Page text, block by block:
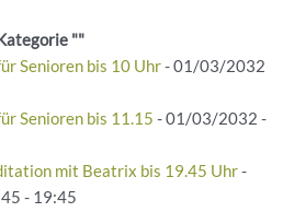
""
Senioren bis 10 Uhr- 01/03/2032
Senioren bis 11.15 - 01/03/2032 -
mit Beatrix bis 19.45 Uhr-
- 19:45